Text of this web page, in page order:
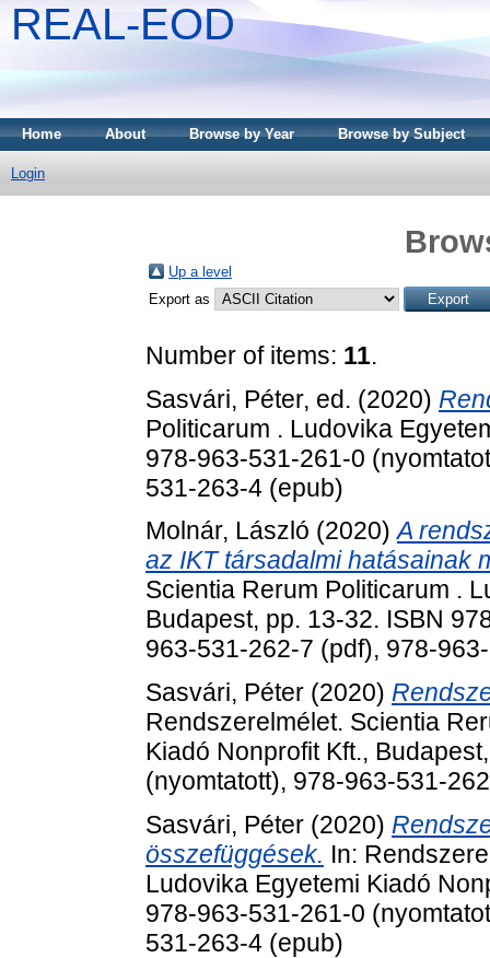
REAL-EOD
Home About Browse by Year Browse by Subject
Login
Up a level
Export as
Number of items: 11.
Sasvári, Péter, ed. (2020)
Politicarum . Ludovika
978-963-531-261-0
531-263-4 (epub)
Molnár, László (2020)A
az IKT társadalmi hatásainak
Scientia Rerum Politicarum .
Budapest, pp. 13-32. ISBN
963-531-262-7 (pdf), 978-
Sasvári, Péter (2020)
Rendszerelmélet. Scientia
Kiadó Nonprofit Kft.,
(nyomtatott), 978-963-531-
Sasvári, Péter (2020)
összefüggések. In:
Ludovika Egyetemi Kiadó
978-963-531-261-0
531-263-4 (epub)